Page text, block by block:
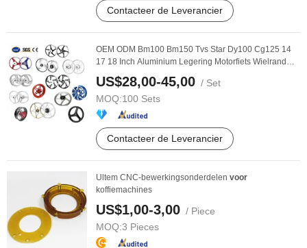
Contacteer de Leverancier
OEM ODM Bm100 Bm150 Tvs Star Dy100 Cg125 14
17 18 Inch Aluminium Legering Motorfiets Wielrand
US$28,00-45,00 / Set
MOQ:100 Sets
Contacteer de Leverancier
Ultem CNC-bewerkingsonderdelen voor
koffiemachines
US$1,00-3,00 / Piece
MOQ:3 Pieces